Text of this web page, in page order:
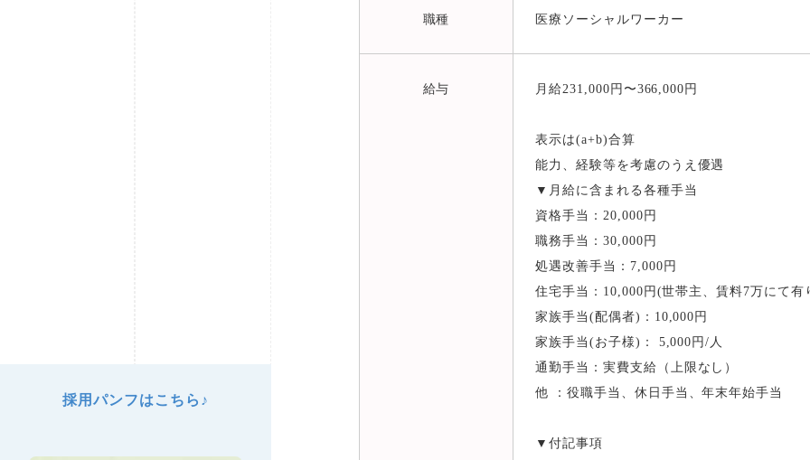
採用パンフはこちら♪
職種 医療ソーシャルワーカー
給与 月給231,000円〜366,000円
表示は(a+b)合算
能力、経験等を考慮のうえ優遇
▼月給に含まれる各種手当
資格手当：20,000円
職務手当：30,000円
処遇改善手当：7,000円
住宅手当：10,000円(世帯主、賃料7万にて有
家族手当(配偶者)：10,000円
家族手当(お子様)： 5,000円/人
通勤手当：実費支給（上限なし）
他 ：役職手当、休日手当、年末年始手当
▼付記事項